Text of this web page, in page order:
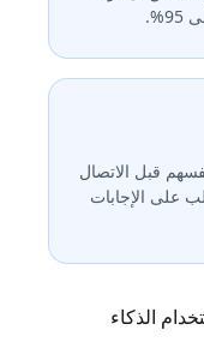
قبل الاتصال
على الإجابات
الذكاء